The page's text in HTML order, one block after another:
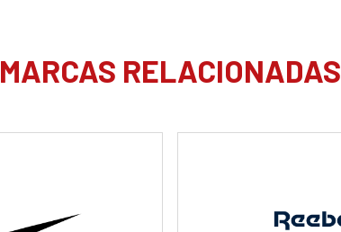
MARCAS RELACIONADAS